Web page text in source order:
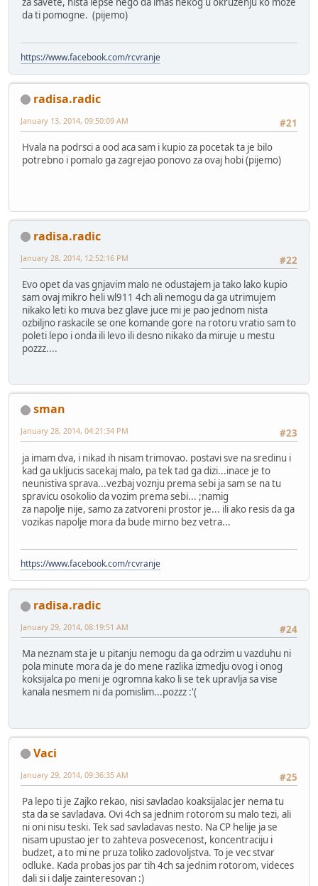
da ti pomogne. (pijemo)
https://www.facebook.com/rcvranje
radisa.radic
#21
January 13, 2014, 09:50:09 AM
Hvala na podrsci a ood aca sam i kupio za pocetak ta je bilo
potrebno i pomalo ga zagrejao ponovo za ovaj hobi (pijemo)
radisa.radic
#22
January 28, 2014, 12:52:16 PM
Evo opet da vas gnjavim malo ne odustajem ja tako lako kupio
sam ovaj mikro heli wl911 4ch ali nemogu da ga utrimujem
nikako leti ko muva bez glave juce mi je pao jednom nista
ozbiljno raskacile se one komande gore na rotoru vratio sam to
poleti lepo i onda ili levo ili desno nikako da miruje u mestu
pozzz....
sman
#23
January 28, 2014, 04:21:34 PM
ja imam dva, i nikad ih nisam trimovao. postavi sve na sredinu i
kad ga ukljucis sacekaj malo, pa tek tad ga dizi...inace je to
neunistiva sprava...vezbaj voznju prema sebi ja sam se na tu
spravicu osokolio da vozim prema sebi... ;namig
za napolje nije, samo za zatvoreni prostor je... ili ako resis da ga
vozikas napolje mora da bude mirno bez vetra...
https://www.facebook.com/rcvranje
radisa.radic
#24
January 29, 2014, 08:19:51 AM
Ma neznam sta je u pitanju nemogu da ga odrzim u vazduhu ni
pola minute mora da je do mene razlika izmedju ovog i onog
koksijalca po meni je ogromna kako li se tek upravlja sa vise
kanala nesmem ni da pomislim...pozzz :'(
Vaci
#25
January 29, 2014, 09:36:35 AM
Pa lepo ti je Zajko rekao, nisi savladao koaksijalac jer nema tu
sta da se savladava. Ovi 4ch sa jednim rotorom su malo tezi, ali
ni oni nisu teski. Tek sad savladavas nesto. Na CP helije ja se
nisam upustao jer to zahteva posvecenost, koncentraciju i
budzet, a to mi ne pruza toliko zadovoljstva. To je vec stvar
odluke. Kada probas jos par tih 4ch sa jednim rotorom, videces
dali si i dalje zainteresovan :)